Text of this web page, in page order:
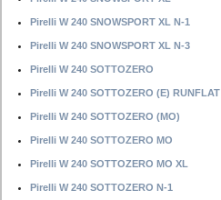
Pirelli W 240 SNOWSPORT XL N-1
Pirelli W 240 SNOWSPORT XL N-3
Pirelli W 240 SOTTOZERO
Pirelli W 240 SOTTOZERO (E) RUNFLAT
Pirelli W 240 SOTTOZERO (MO)
Pirelli W 240 SOTTOZERO MO
Pirelli W 240 SOTTOZERO MO XL
Pirelli W 240 SOTTOZERO N-1